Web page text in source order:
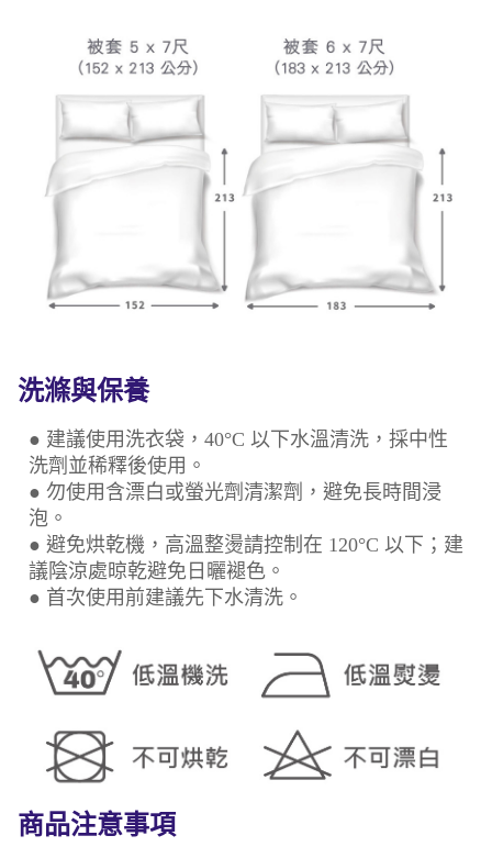
洗滌與保養
● 建議使用洗衣袋，40°C 以下水溫清洗，採中性
洗劑並稀釋後使用。
● 勿使用含漂白或螢光劑清潔劑，避免長時間浸
泡。
● 避免烘乾機，高溫整燙請控制在 120°C 以下；建
議陰涼處晾乾避免日曬褪色。
● 首次使用前建議先下水清洗。
商品注意事項